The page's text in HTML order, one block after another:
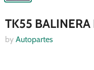
TK55
by Autopartes